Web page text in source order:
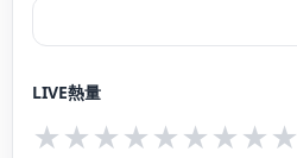
師事。
LIVE熱量
★★★★★★★★★